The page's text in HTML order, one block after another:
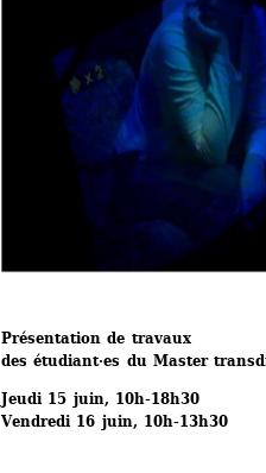
Présentation de travaux
des étudiant·es du Master
Jeudi 15 juin, 10h-18h30
Vendredi 16 juin, 10h-13h30